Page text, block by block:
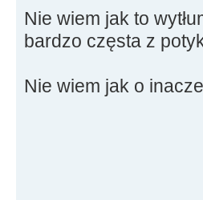
Nie wiem jak to
bardzo częsta z
Nie wiem jak o